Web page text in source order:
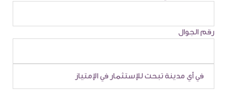
رقم الجوال